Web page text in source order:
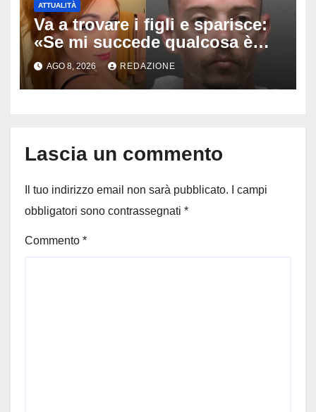
ATTUALITÀ
Va a trovare i figli e sparisce:
«Se mi succede qualcosa è
stato lui», Tatiana McIntyre
trovata morta a Fresno
AGO 8, 2026 REDAZIONE
Lascia un commento
Il tuo indirizzo email non sarà pubblicato.
I campi
obbligatori sono contrassegnati *
Commento *